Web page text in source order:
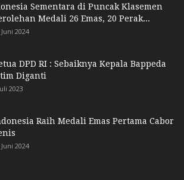
Sementara di Puncak Klasemen
Medali 26 Emas, 20 Perak...
2024
DPD RI : Sebaiknya Kepala Bappeda
Diganti
2023
Raih Medali Emas Pertama Cabor
2024